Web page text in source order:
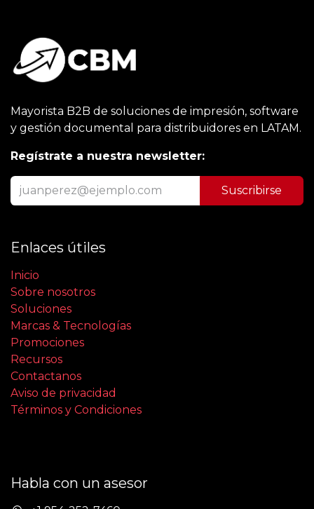
Mayorista B2B de soluciones de impresión, software
y gestión documental para distribuidores en LATAM.
Regístrate a nuestra newsletter:
Suscribirse
Enlaces útiles
Inicio
Sobre nosotros
Soluciones
Marcas & Tecnologías
Promociones
Recursos
Contactanos
Aviso de privacidad
Términos y Condiciones
Habla con un asesor